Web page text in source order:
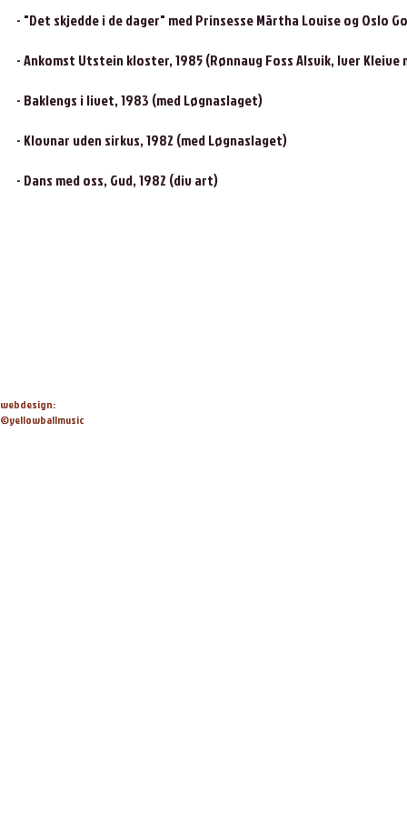
- "Det skjedde i de dager" med Prinsesse Märtha Louise og Oslo
- Ankomst Utstein kloster, 1985 (Rønnaug Foss Alsvik, Iver Kleive
- Baklengs i livet, 1983 (med Løgnaslaget)
- Klovnar uden sirkus, 1982 (med Løgnaslaget)
- Dans med oss, Gud, 1982 (div art)
webdesign:
©yellowballmusic